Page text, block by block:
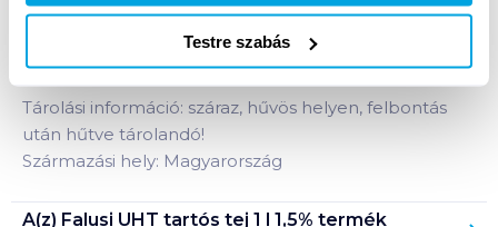
Testre szabás
homogénezett, zsírszegény tej.
Tárolási információ: száraz, hűvös helyen, felbontás
után hűtve tárolandó!
Származási hely: Magyarország
A(z) Falusi UHT tartós tej 1 l 1,5% termék